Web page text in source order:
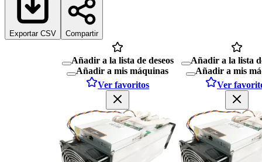
Exportar CSV Compartir
Añadir a la lista de deseos
Añadir a mis máquinas
Ver favoritos
Añadir a la lista
Añadir a mis
Ver